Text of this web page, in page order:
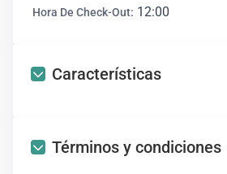
Hora De Check-Out: 12:00
Características
Términos y condiciones